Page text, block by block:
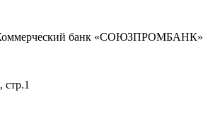
Коммерческий банк «СОЮЗПРОМБАНК»